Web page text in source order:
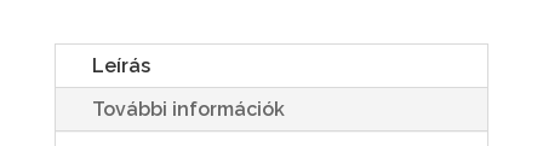
Leírás
További információk